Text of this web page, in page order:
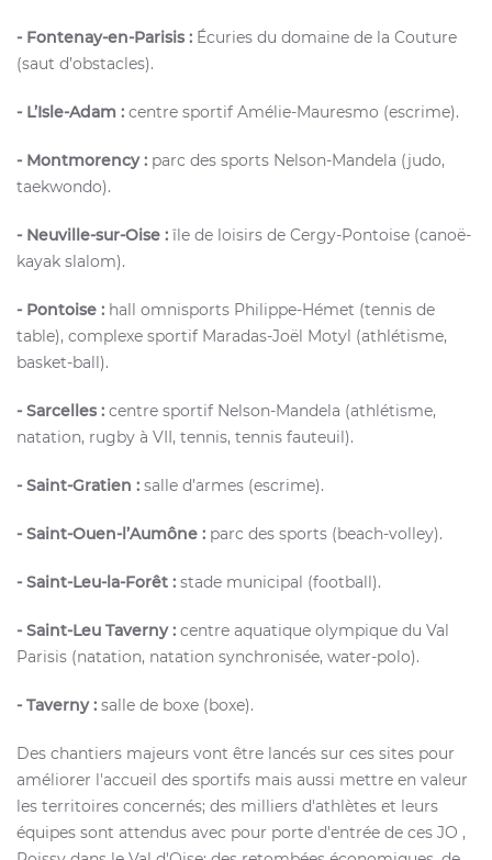
- Fontenay-en-Parisis : Écuries du domaine de la Couture
(saut d’obstacles).
- L’Isle-Adam : centre sportif Amélie-Mauresmo (escrime).
- Montmorency : parc des sports Nelson-Mandela (judo,
taekwondo).
- Neuville-sur-Oise : île de loisirs de Cergy-Pontoise (canoë-
kayak slalom).
- Pontoise : hall omnisports Philippe-Hémet (tennis de
table), complexe sportif Maradas-Joël Motyl (athlétisme,
basket-ball).
- Sarcelles : centre sportif Nelson-Mandela (athlétisme,
natation, rugby à VII, tennis, tennis fauteuil).
- Saint-Gratien : salle d’armes (escrime).
- Saint-Ouen-l’Aumône : parc des sports (beach-volley).
- Saint-Leu-la-Forêt : stade municipal (football).
- Saint-Leu Taverny : centre aquatique olympique du Val
Parisis (natation, natation synchronisée, water-polo).
- Taverny : salle de boxe (boxe).
Des chantiers majeurs vont être lancés sur ces sites pour
améliorer l'accueil des sportifs mais aussi mettre en valeur
les territoires concernés; des milliers d'athlètes et leurs
équipes sont attendus avec pour porte d'entrée de ces JO ,